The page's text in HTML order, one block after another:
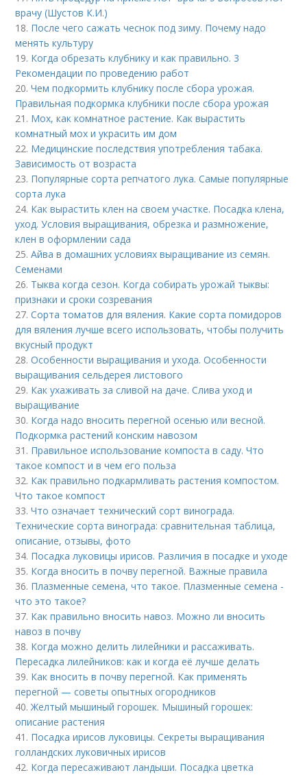
врачу (Шустов К.И.)
18. После чего сажать чеснок под зиму. Почему надо
менять культуру
19. Когда обрезать клубнику и как правильно. 3
Рекомендации по проведению работ
20.Чем подкормить клубнику после сбора урожая.
Правильная подкормка клубники после сбора урожая
21. Мох, как комнатное растение. Как вырастить
комнатный мох и украсить им дом
22. Медицинские последствия употребления табака.
Зависимость от возраста
23. Популярные сорта репчатого лука. Самые популярные
сорта лука
24. Как вырастить клен на своем участке. Посадка клена,
уход. Условия выращивания, обрезка и размножение,
клен в оформлении сада
25.Айва в домашних условиях выращивание из семян.
Семенами
26. Тыква когда сезон. Когда собирать урожай тыквы:
признаки и сроки созревания
27.Сорта томатов для вяления. Какие сорта помидоров
для вяления лучше всего использовать, чтобы получить
вкусный продукт
28.Особенности выращивания и ухода. Особенности
выращивания сельдерея листового
29. Как ухаживать за сливой на даче. Слива уход и
выращивание
30. Когда надо вносить перегной осенью или весной.
Подкормка растений конским навозом
31. Правильное использование компоста в саду. Что
такое компост и в чем его польза
32. Как правильно подкармливать растения компостом.
Что такое компост
33.Что означает технический сорт винограда.
Технические сорта винограда: сравнительная таблица,
описание, отзывы, фото
34. Посадка луковицы ирисов. Различия в посадке и уходе
35. Когда вносить в почву перегной. Важные правила
36. Плазменные семена, что такое. Плазменные семена -
что это такое?
37. Как правильно вносить навоз. Можно ли вносить
навоз в почву
38. Когда можно делить лилейники и рассаживать.
Пересадка лилейников: как и когда её лучше делать
39. Как вносить в почву перегной. Как применять
перегной — советы опытных огородников
40.Желтый мышиный горошек. Мышиный горошек:
описание растения
41. Посадка ирисов луковицы. Секреты выращивания
голландских луковичных ирисов
42. Когда пересаживают ландыши. Посадка цветка